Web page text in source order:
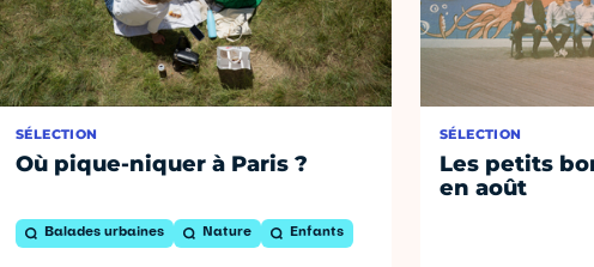
SÉLECTION
Où pique-niquer à Paris ?
Balades urbaines Nature Enfants
SÉLECTION
Les petits
en août